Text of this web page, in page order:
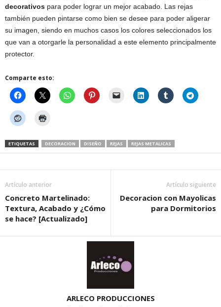
decorativos para poder lograr un mejor acabado. Las rejas
también pueden pintarse como bien se desee para poder aligerar
su imagen, siendo en muchos casos los colores seleccionados los
que van a otorgarle la personalidad a este elemento principalmente
protector.
Comparte esto:
ETIQUETAS DECORACION DISEÑO REJAS REJAS METALICAS
Artículo anterior
Concreto Martelinado:
Textura, Acabado y ¿Cómo
se hace? [Actualizado]
Artículo siguiente
Decoracion con Mayolicas
para Dormitorios
ARLECO PRODUCCIONES